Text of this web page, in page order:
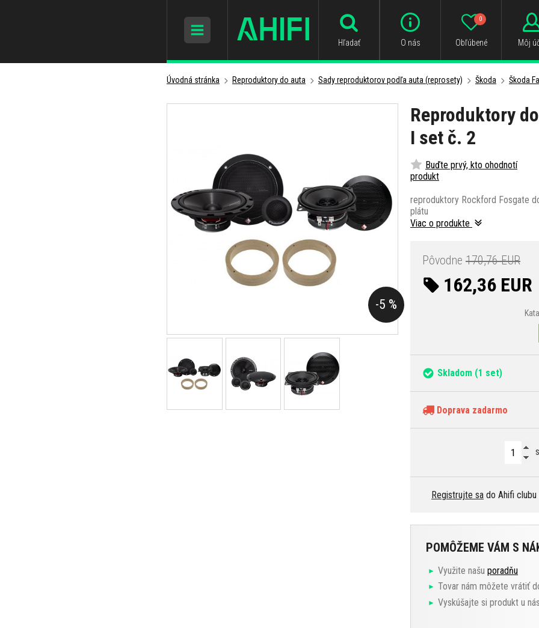
Hľadať O nás Obľúbené
0
Môj
Úvodná stránka Reproduktory do auta Sady reproduktorov podľa auta (reprosety) Škoda Škoda
Reproduktory
I set č. 2
Buďte prvý, kto ohodnotí
produkt
reproduktory Rockford Fosgate
plátu
Viac o produkte
Pôvodne 170,76 EUR
162,36 EUR
Skladom (1 set)
Doprava zadarmo
Registrujte sa do Ahifi
POMÔŽEME VÁM S
Využite našu poradňu
Tovar nám môžete vrátiť
Vyskúšajte si produkt u nás
-5 %